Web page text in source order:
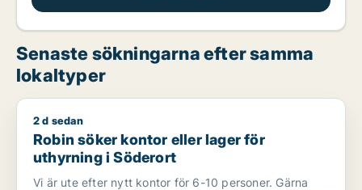
Senaste sökningarna efter samma
lokaltyper
Robin söker kontor eller lager för uthyrning i Söderort
2 d sedan
Robin söker kontor eller lager för
uthyrning i Söderort
Vi är ute efter nytt kontor för 6-10 personer. Gärna